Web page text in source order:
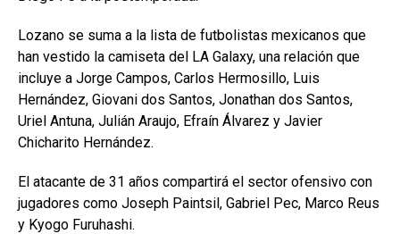
Lozano se suma a la lista de futbolistas mexicanos que
han vestido la camiseta del LA Galaxy, una relación que
incluye a Jorge Campos, Carlos Hermosillo, Luis
Hernández, Giovani dos Santos, Jonathan dos Santos,
Uriel Antuna, Julián Araujo, Efraín Álvarez y Javier
Chicharito Hernández.
El atacante de 31 años compartirá el sector ofensivo con
jugadores como Joseph Paintsil, Gabriel Pec, Marco Reus
y Kyogo Furuhashi.